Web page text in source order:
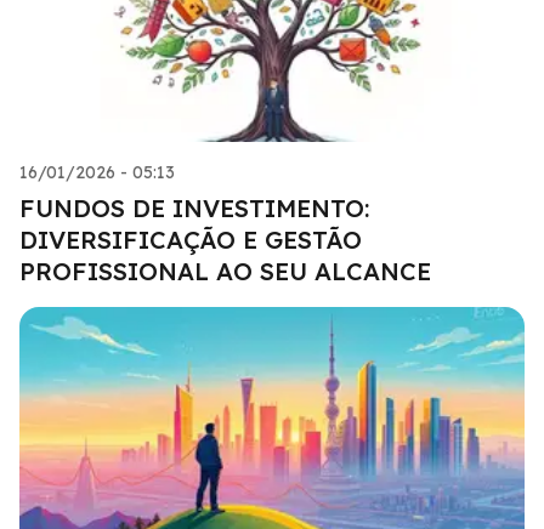
16/01/2026 - 05:13
FUNDOS DE INVESTIMENTO:
DIVERSIFICAÇÃO E GESTÃO
PROFISSIONAL AO SEU ALCANCE